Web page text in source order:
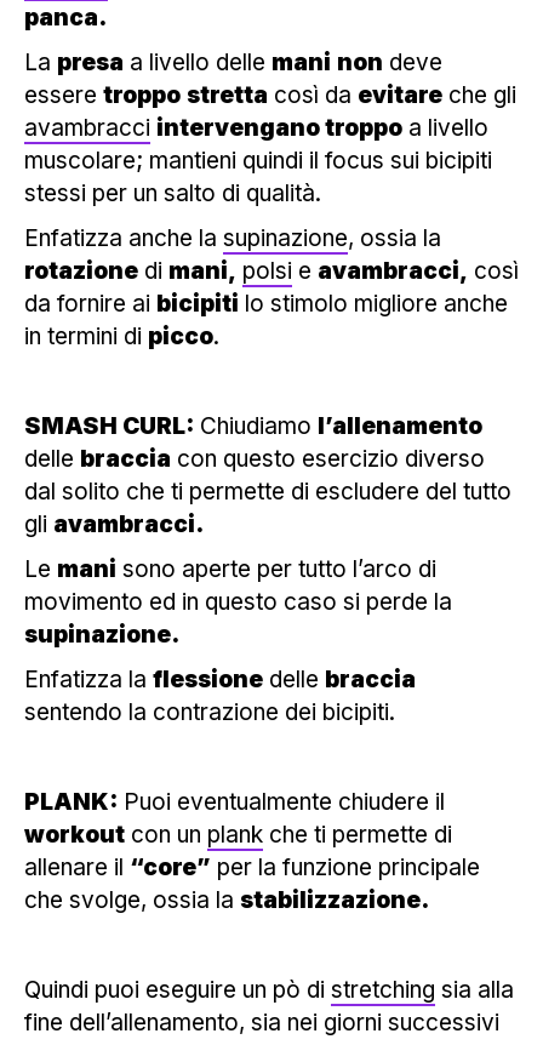
panca.
La presa a livello delle mani non deve
essere troppo stretta così da evitare che gli
avambracci intervengano troppo a livello
muscolare; mantieni quindi il focus sui bicipiti
stessi per un salto di qualità.
Enfatizza anche la supinazione, ossia la
rotazione di mani, polsi e avambracci, così
da fornire ai bicipiti lo stimolo migliore anche
in termini di picco.
SMASH CURL: Chiudiamo l’allenamento
delle braccia con questo esercizio diverso
dal solito che ti permette di escludere del tutto
gli avambracci.
Le mani sono aperte per tutto l’arco di
movimento ed in questo caso si perde la
supinazione.
Enfatizza la flessione delle braccia
sentendo la contrazione dei bicipiti.
PLANK: Puoi eventualmente chiudere il
workout con un plank che ti permette di
allenare il “core” per la funzione principale
che svolge, ossia la stabilizzazione.
Quindi puoi eseguire un pò di stretching sia alla
fine dell’allenamento, sia nei giorni successivi